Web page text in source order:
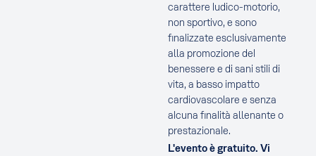
carattere ludico-motorio,
non sportivo, e sono
finalizzate esclusivamente
alla promozione del
benessere e di sani stili di
vita, a basso impatto
cardiovascolare e senza
alcuna finalità allenante o
prestazionale.
L'evento è gratuito. Vi